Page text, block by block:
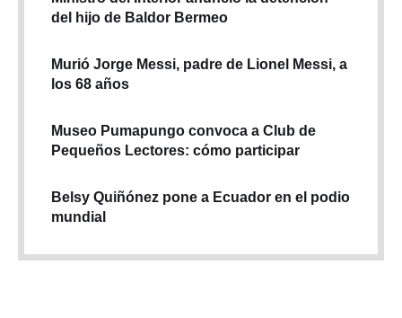
del hijo de Baldor Bermeo
Murió Jorge Messi, padre de Lionel Messi, a
los 68 años
Museo Pumapungo convoca a Club de
Pequeños Lectores: cómo participar
Belsy Quiñónez pone a Ecuador en el podio
mundial